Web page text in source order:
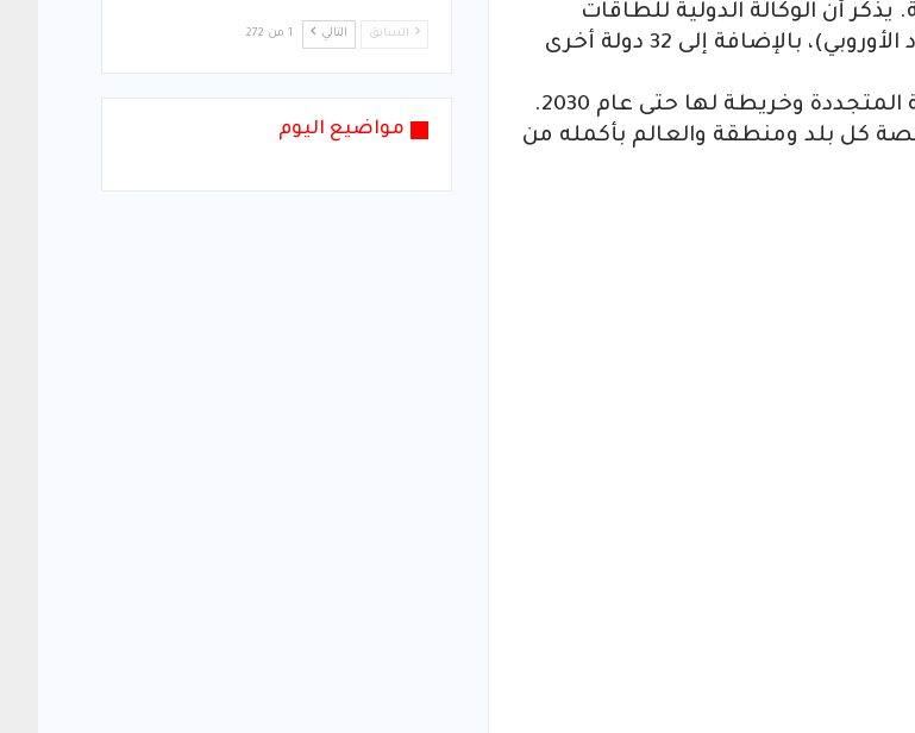
أن الوكالة الدولية للطاقات
البديلة تضم 140 دولة عضواً (139 منها من دول من الاتحاد الأوروبي)، بالإضافة إلى 32 دولة أخرى
وللوكالة بحوث وموارد معرفة واسعة حول تكاليف الطاقة المتجددة وخريطة لها حتى عام 2030.
كل بلد ومنطقة والعالم بأكمله من
السابق التالي 1 من 272
مواضيع اليوم